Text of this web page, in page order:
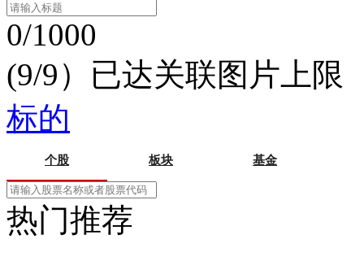
0/1000
(9/9）已达关联图片上限
标的
个股 板块 基金
热门推荐